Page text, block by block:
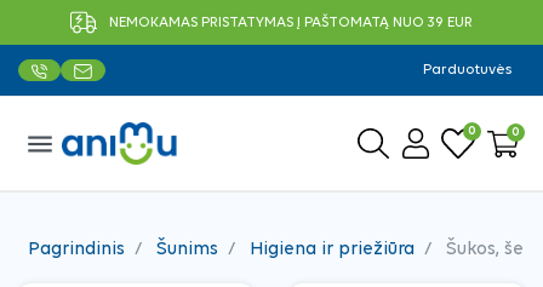
NEMOKAMAS PRISTATYMAS Į PAŠTOMATĄ NUO 39 EUR
Parduotuvės
menu 0 0
Pagrindinis Šunims Higiena ir priežiūra Šukos,